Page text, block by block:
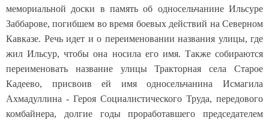
мемориальной доски в память об односельчанине Ильсуре
Заббарове, погибшем во время боевых действий на Северном
Кавказе. Речь идет и о переименовании названия улицы, где
жил Ильсур, чтобы она носила его имя. Также собираются
переименовать название улицы Тракторная села Старое
Кадеево, присвоив ей имя односельчанина Исмагила
Ахмадуллина - Героя Социалистического Труда, передового
комбайнера, долгие годы проработавшего председателем